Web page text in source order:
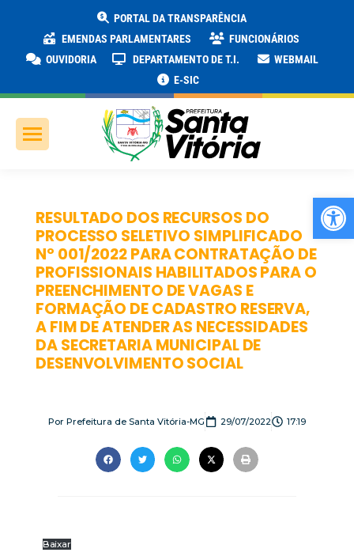
PORTAL DA TRANSPARÊNCIA
EMENDAS PARLAMENTARES
FUNCIONÁRIOS
OUVIDORIA
DEPARTAMENTO DE T.I.
WEBMAIL
E-SIC
RESULTADO DOS RECURSOS DO
PROCESSO SELETIVO SIMPLIFICADO
Nº 001/2022 PARA CONTRATAÇÃO DE
PROFISSIONAIS HABILITADOS PARA O
PREENCHIMENTO DE VAGAS E
FORMAÇÃO DE CADASTRO RESERVA,
A FIM DE ATENDER AS NECESSIDADES
DA SECRETARIA MUNICIPAL DE
DESENVOLVIMENTO SOCIAL
Por Prefeitura de Santa Vitória-MG 29/07/2022 17:19
Baixar